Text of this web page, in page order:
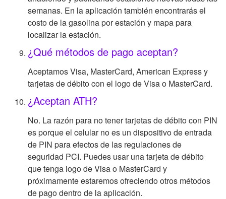
semanas. En la aplicación también encontrarás el
costo de la gasolina por estación y mapa para
localizar la estación.
¿Qué métodos de pago aceptan?
Aceptamos Visa, MasterCard, American Express y
tarjetas de débito con el logo de Visa o MasterCard.
¿Aceptan ATH?
No. La razón para no tener tarjetas de débito con PIN
es porque el celular no es un dispositivo de entrada
de PIN para efectos de las regulaciones de
seguridad PCI. Puedes usar una tarjeta de débito
que tenga logo de Visa o MasterCard y
próximamente estaremos ofreciendo otros métodos
de pago dentro de la aplicación.